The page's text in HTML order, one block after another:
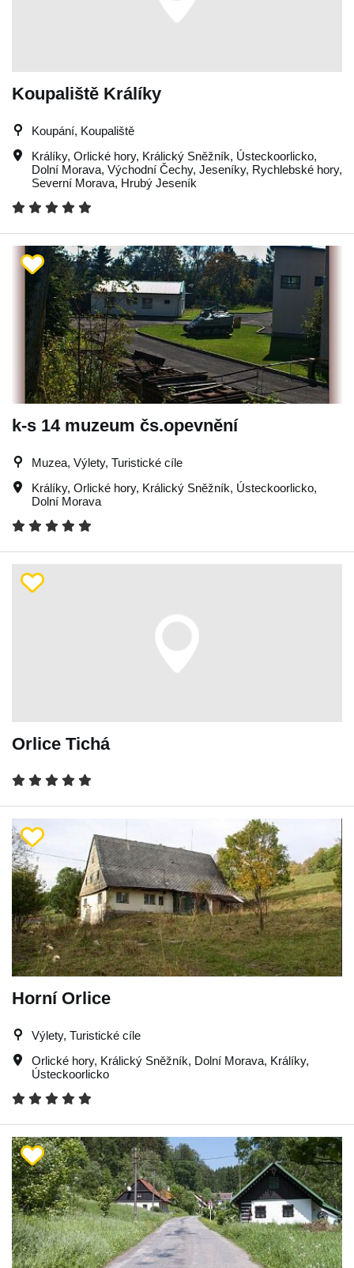
Koupaliště Králíky
Koupání, Koupaliště
Králíky, Orlické hory, Králický Sněžník, Ústeckoorlicko,
Dolní Morava, Východní Čechy, Jeseníky, Rychlebské hory,
Severní Morava, Hrubý Jeseník
k-s 14 muzeum čs.opevnění
Muzea, Výlety, Turistické cíle
Králíky, Orlické hory, Králický Sněžník, Ústeckoorlicko,
Dolní Morava
Orlice Tichá
Horní Orlice
Výlety, Turistické cíle
Orlické hory, Králický Sněžník, Dolní Morava, Králíky,
Ústeckoorlicko